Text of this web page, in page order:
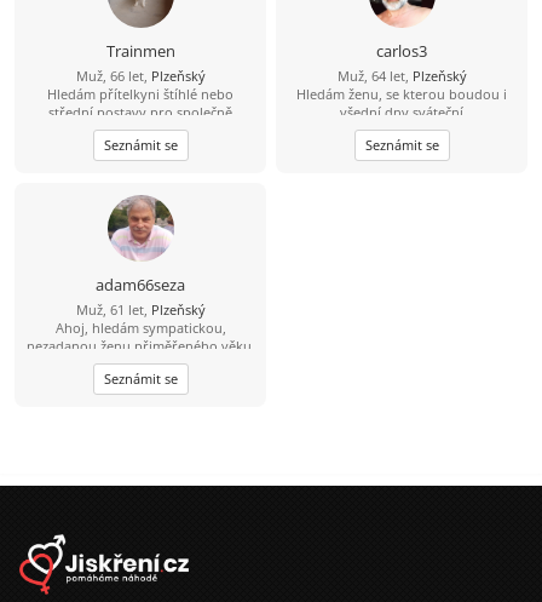
Trainmen
Muž, 66 let, Plzeňský
Hledám přítelkyni štíhlé nebo
střední postavy pro společně
trávené chvíle. Veselou, vtipnou a
aktivní. Tu, co chce ještě něco zažít.
:o)))
Seznámit se
carlos3
Muž, 64 let, Plzeňský
Hledám ženu, se kterou boudou i
všední dny sváteční
Seznámit se
adam66seza
Muž, 61 let, Plzeňský
Ahoj, hledám sympatickou,
nezadanou ženu přiměřeného věku.
Seznámit se